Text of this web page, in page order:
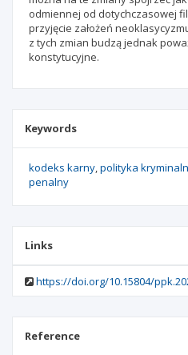
odmiennej od dotychczasowej
przyjęcie założeń
z tych zmian budzą jednak
konstytucyjne.
Keywords
kodeks karny polityka
penalny
Links
https://doi.org/10.15804/
Reference